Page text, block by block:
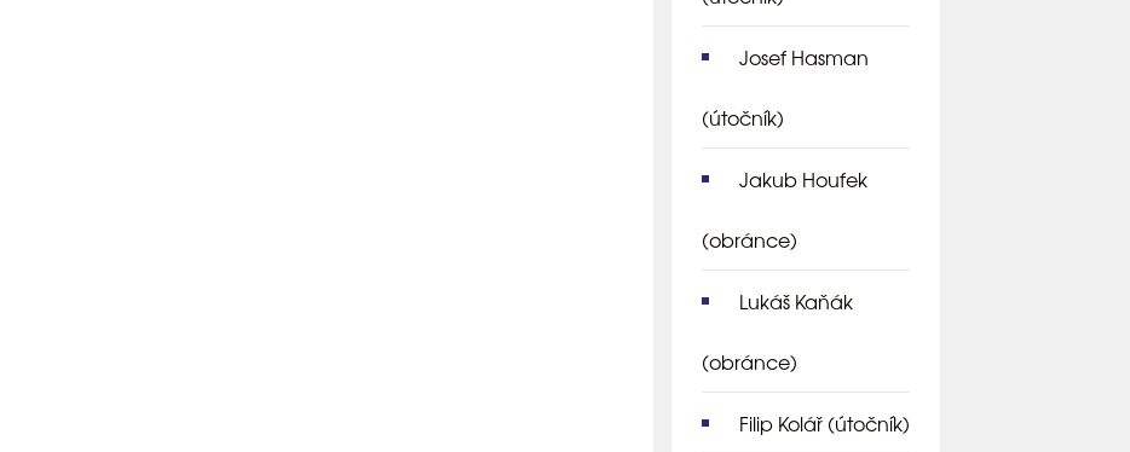
Josef Hasman
(útočník)
Jakub Houfek
(obránce)
Lukáš Kaňák
(obránce)
Filip Kolář (útočník)